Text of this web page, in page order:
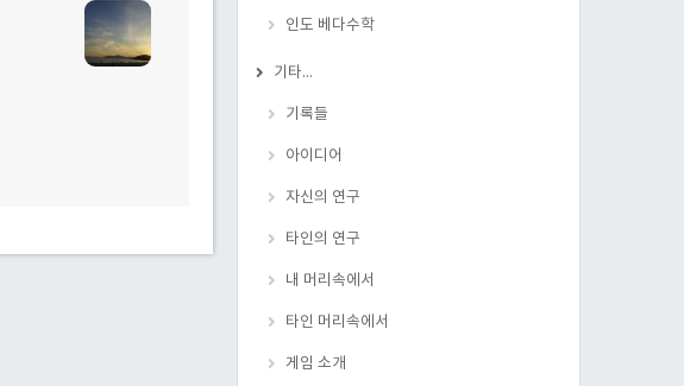
인도 베다수학
기타...
기록들
아이디어
자신의 연구
타인의 연구
내 머리속에서
타인 머리속에서
게임 소개